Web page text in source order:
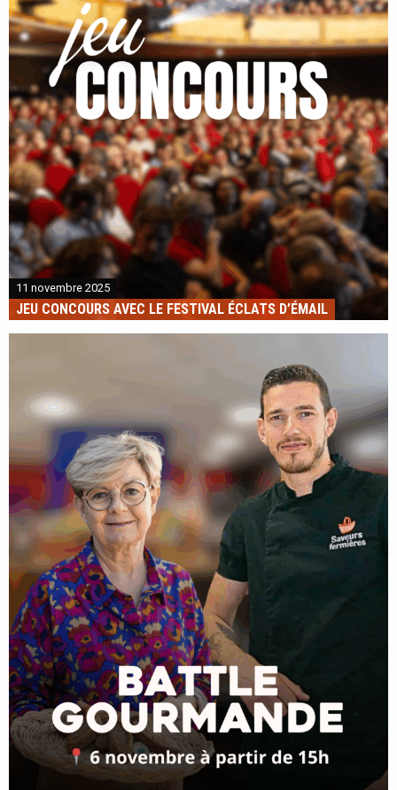
11 novembre 2025
JEU CONCOURS AVEC LE FESTIVAL ÉCLATS D’ÉMAIL